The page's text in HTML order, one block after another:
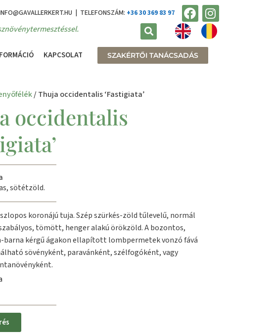
| TELEFONSZÁM: +36 30 369 83 97
KAPCSOLAT SZAKÉRTŐI TANÁCSADÁS
/ Thuja occidentalis ‘Fastigiata’
occidentalis
sötétzöld.
koronájú tuja. Szép szürkés-zöld tűlevelű, normál
tömött, henger alakú örökzöld. A bozontos,
barna kérgű ágakon ellapított lombpermetek vonzó fává
sövényként, paravánként, szélfogóként, vagy